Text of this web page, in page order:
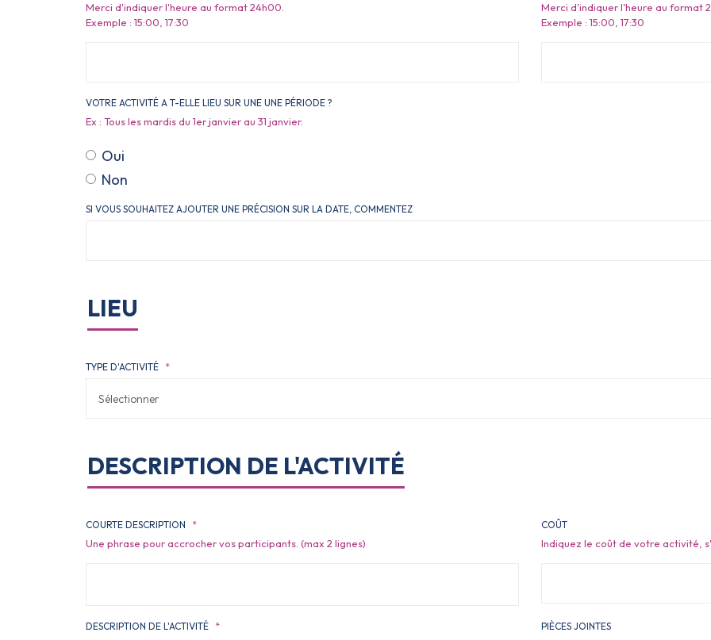
Merci d'indiquer l'heure au format 24h00.
Exemple : 15:00, 17:30
Merci d'indiquer l'heure au format
Exemple : 15:00, 17:30
VOTRE ACTIVITÉ A T-ELLE LIEU SUR UNE UNE PÉRIODE ?
Ex : Tous les mardis du 1er janvier au 31 janvier.
Oui
Non
SI VOUS SOUHAITEZ AJOUTER UNE PRÉCISION SUR LA DATE, COMMENTEZ
LIEU
TYPE D'ACTIVITÉ *
DESCRIPTION DE L'ACTIVITÉ
COURTE DESCRIPTION *
Une phrase pour accrocher vos participants. (max 2 lignes)
COÛT
Indiquez le coût de votre activité,
DESCRIPTION DE L'ACTIVITÉ * PIÈCES JOINTES